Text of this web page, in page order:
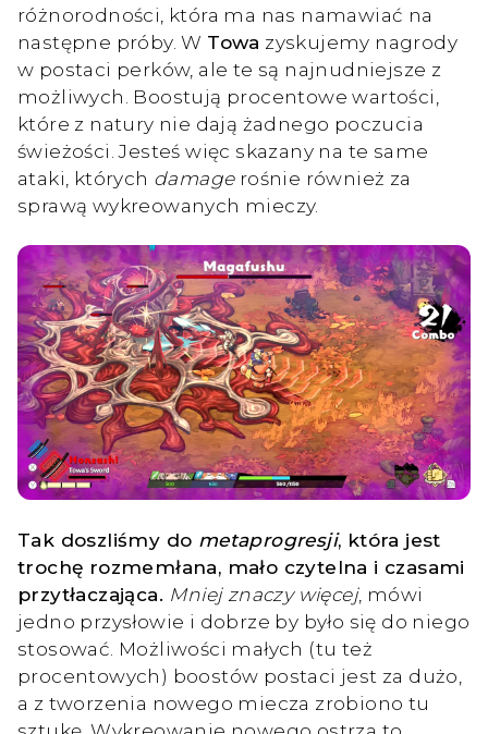
różnorodności, która ma nas namawiać na
następne próby. W Towa zyskujemy nagrody
w postaci perków, ale te są najnudniejsze z
możliwych. Boostują procentowe wartości,
które z natury nie dają żadnego poczucia
świeżości. Jesteś więc skazany na te same
ataki, których damagerośnie również za
sprawą wykreowanych mieczy.
Tak doszliśmy do metaprogresji, która jest
trochę rozmemłana, mało czytelna i czasami
przytłaczająca. Mniej znaczy więcej, mówi
jedno przysłowie i dobrze by było się do niego
stosować. Możliwości małych (tu też
procentowych) boostów postaci jest za dużo,
a z tworzenia nowego miecza zrobiono tu